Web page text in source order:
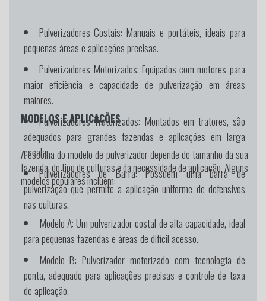
Pulverizadores Costais: Manuais e portáteis, ideais para
pequenas áreas e aplicações precisas.
Pulverizadores Motorizados: Equipados com motores para
maior eficiência e capacidade de pulverização em áreas
maiores.
Pulverizadores Tratorizados: Montados em tratores, são
adequados para grandes fazendas e aplicações em larga
escala.
Pulverizadores de Barra:Possuem uma barra de
pulverização que permite a aplicação uniforme de defensivos
nas culturas.
MODELOS E APLICAÇÕES
A escolha do modelo de pulverizador depende do tamanho da sua
fazenda, do tipo de culturas e da necessidade de aplicação. Alguns
modelos populares incluem:
Modelo A:Um pulverizador costal de alta capacidade, ideal
para pequenas fazendas e áreas de difícil acesso.
Modelo B: Pulverizador motorizado com tecnologia de
ponta, adequado para aplicações precisas e controle de taxa
de aplicação.